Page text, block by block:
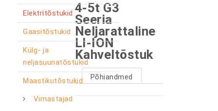
Elektritõstukid
Gaasitõstukid
Külg- ja
neljasuunatõstukid
Maastikutõstukid
Virnastajad
4-5t G3
Seeria
Neljarattaline
LI-ION
Kahveltõstuk
Põhiandmed